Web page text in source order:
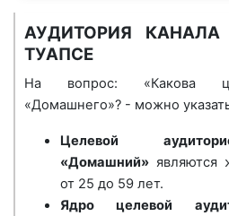
«Сколько стоит реклама
в Туапсе?» – один из
вопросов среди
Групп». Стоимость
рекламу зависят от
рейтинг
телеканал, тем
образом:
телесериалы,
концерты,
благотворительные акции;
передачи для детей,
зарубежное кино и
ситкомы,
АУДИТОРИЯ
ТУАПСЕ
На вопрос: «Какова
«Домашнего»? - можно
Целевой
«Домашний» являются
от 25 до 59 лет.
Ядро целевой